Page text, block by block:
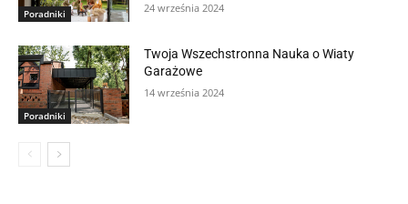
Poradniki 24 września 2024
Poradniki
Twoja Wszechstronna Nauka o Wiaty
Garażowe
14 września 2024